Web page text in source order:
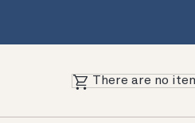
There are no